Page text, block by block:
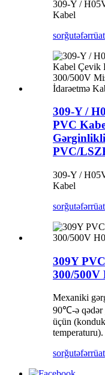
309-Y /
Kabel
sorğutəfərrüat
309-Y /
PVC
PVC/
309-Y /
Kabel
sorğutəfərrüat
309Y
300/500V
Mexaniki
90℃-ə qədər
üçün
temperaturu).
sorğutəfərrüat